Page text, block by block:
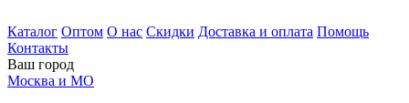
Каталог Оптом О нас Скидки Доставка и оплата Помощь
Контакты
Ваш город
Москва и МО